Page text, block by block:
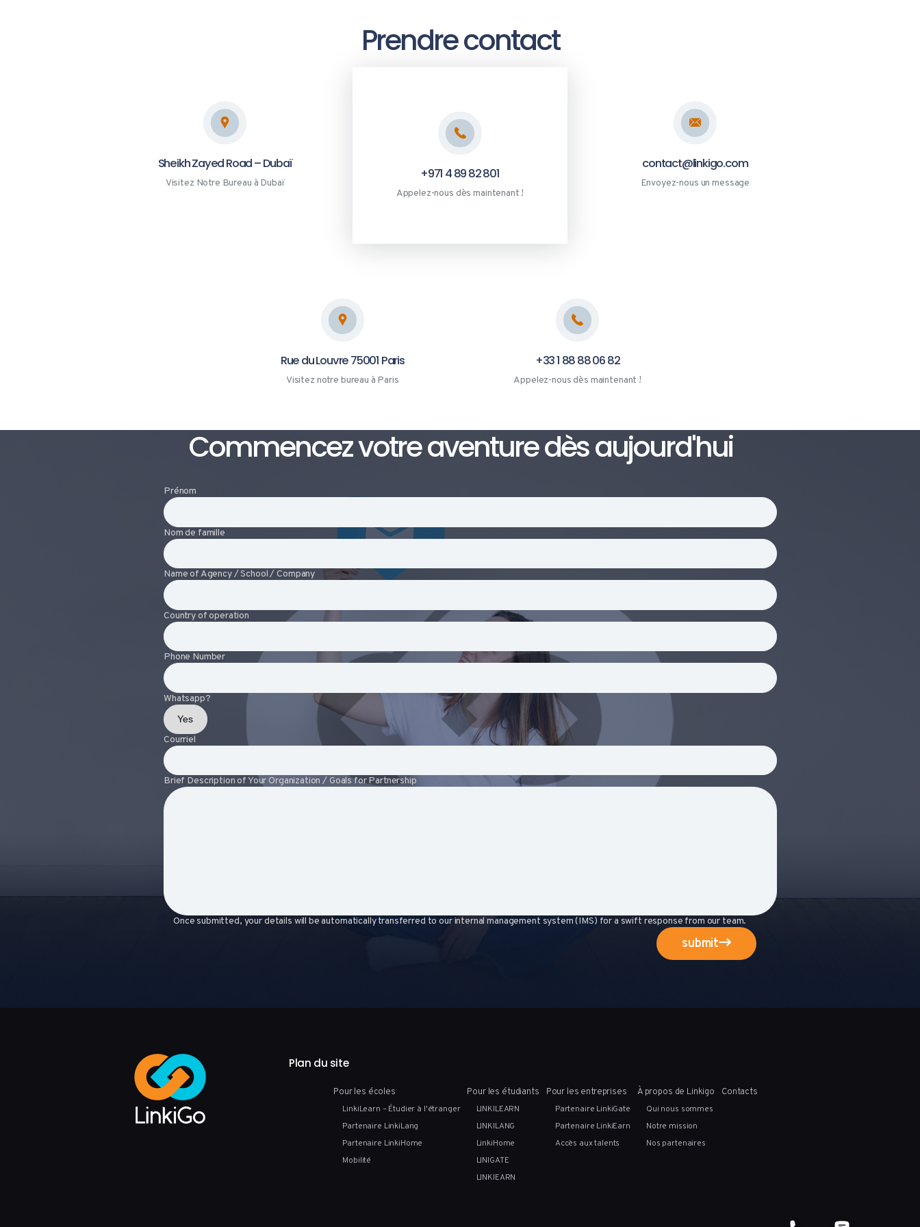
Prendre contact
Sheikh Zayed Road – Dubaï
Visitez Notre Bureau à Dubaï
+971 4 89 82 801
Appelez-nous dès maintenant !
contact@linkigo.com
Envoyez-nous un message
Rue du Louvre 75001 Paris
Visitez notre bureau à Paris
+33 1 88 88 06 82
Appelez-nous dès maintenant !
Commencez votre aventure dès aujourd'hui
Prénom
Nom de famille
Name of Agency / School / Company
Country of operation
Phone Number
Whatsapp?
Courriel
Brief Description of Your Organization / Goals for Partnership
Once submitted, your details will be automatically transferred to our internal management system (IMS) for a swift response from our team.
submit
Plan du site
Pour les écoles
LinkiLearn – Étudier à l'étranger
Partenaire LinkiLang
Partenaire LinkiHome
Mobilité
Pour les étudiants
LINKILEARN
LINKILANG
LinkiHome
LINIGATE
LINKIEARN
Pour les entreprises
Partenaire LinkiGate
Partenaire LinkiEarn
Accès aux talents
À propos de Linkigo
Qui nous sommes
Notre mission
Nos partenaires
Contacts